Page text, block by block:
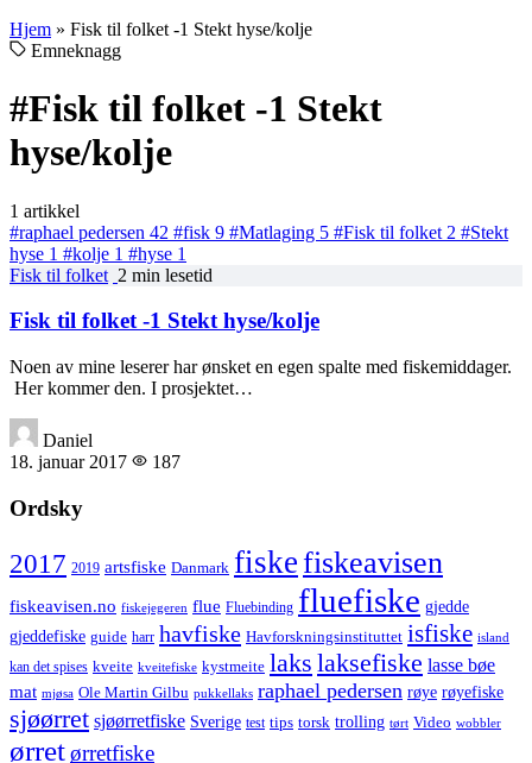
Hjem » Fisk til folket -1 Stekt hyse/kolje
Emneknagg
#Fisk til folket -1 Stekt
hyse/kolje
1 artikkel
#raphael pedersen 42 #fisk 9 #Matlaging 5 #Fisk til folket 2 #Stekt
hyse 1 #kolje 1 #hyse 1
Fisk til folket 2 min lesetid
Fisk til folket -1 Stekt hyse/kolje
Noen av mine leserer har ønsket en egen spalte med fiskemiddager.
Her kommer den. I prosjektet…
Daniel
18. januar 2017
187
Ordsky
2017 2019 artsfiske Danmark fiskefiskeavisen
fiskeavisen.no fiskejegeren flue Fluebinding fluefiske gjedde
gjeddefiske guide harr havfiske Havforskningsinstituttet isfiske island
kan det spises kveite kveitefiske kystmeite laks laksefiske lasse bøe
mat mjøsa Ole Martin Gilbu pukkellaks raphael pedersen røye røyefiske
sjøørret sjøørretfiske Sverige test tips torsk trolling tørt Video wobbler
ørretørretfiske